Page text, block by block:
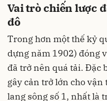
Vai trò chiến lược
đô
Trong hơn một thế kỷ
dựng năm 1902) đóng
đã trở nên quá tải. Đặc
gây cản trở lớn cho
lang sông số 1, nhất là